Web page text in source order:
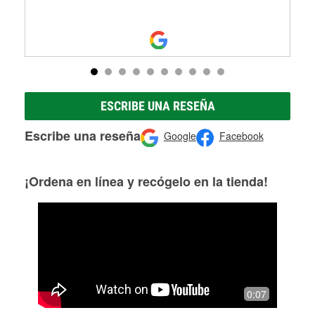
ESCRIBE UNA RESEÑA
Escribe una reseña Google Facebook
¡Ordena en línea y recógelo en la tienda!
0:07